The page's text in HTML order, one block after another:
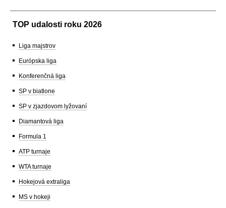
TOP udalosti roku 2026
Liga majstrov
Európska liga
Konferenčná liga
SP v biatlone
SP v zjazdovom lyžovaní
Diamantová liga
Formula 1
ATP turnaje
WTA turnaje
Hokejová extraliga
MS v hokeji